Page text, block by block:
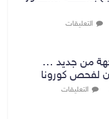
التعليقات
من جديد …
لفحص كورونا
التعليقات